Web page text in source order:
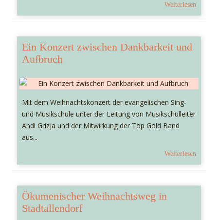
Weiterlesen
Ein Konzert zwischen Dankbarkeit und
Aufbruch
Mit dem Weihnachtskonzert der evangelischen Sing-
und Musikschule unter der Leitung von Musikschulleiter
Andi Grizja und der Mitwirkung der Top Gold Band
aus...
Weiterlesen
Ökumenischer Weihnachtsweg in
Stadtallendorf